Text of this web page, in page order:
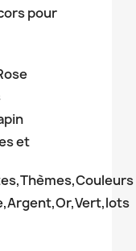
pour
et